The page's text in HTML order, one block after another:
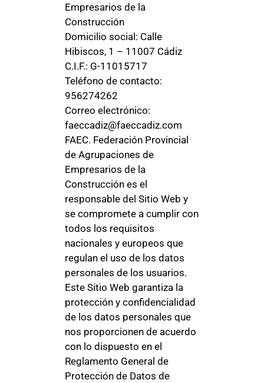
Empresarios de la
Construcción
Domicilio social: Calle
Hibiscos, 1 – 11007 Cádiz
C.I.F.: G-11015717
Teléfono de contacto:
956274262
Correo electrónico:
faeccadiz@faeccadiz.com
FAEC. Federación Provincial
de Agrupaciones de
Empresarios de la
Construcción es el
responsable del Sitio Web y
se compromete a cumplir con
todos los requisitos
nacionales y europeos que
regulan el uso de los datos
personales de los usuarios.
Este Sitio Web garantiza la
protección y confidencialidad
de los datos personales que
nos proporcionen de acuerdo
con lo dispuesto en el
Reglamento General de
Protección de Datos de